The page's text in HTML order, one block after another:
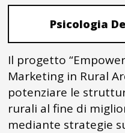
Psicologia
Il progetto
Marketing in Rural
potenziare le
rurali al fine di
mediante strategie